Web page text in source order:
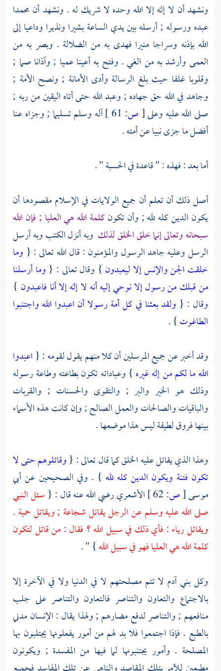
ونشهد أن لا إله إلا الله وحده لا شريك له . ونشهد أن محمدا
عبده ورسوله ; أرسله بين يدي الساعة بشيرا ونذيرا وداعيا إلى
الله بإذنه وسراجا منيرا فهدى به من الضلالة . وبصر به من
العمى وأرشد به من الغي . وفتح به أعينا عميا ; وآذانا صما ;
وقلوبا غلفا حيث بلغ الرسالة وأدى الأمانة ; ونصح الأمة ;
وجاهد في الله حق جهاده ; وعبد الله حتى أتاه اليقين من ربه ;
صلى الله عليه وعلى[ص:
آله وسلم تسليما ; وجزاه عنا
أفضل ما جزى نبيا عن أمته .
أما بعد : فهذه : " قاعدة في الحسبة " .
أصل ذلك أن تعلم أن جميع الولايات في الإسلام مقصودها أن
يكون الدين كله لله ; وأن تكونكلمة الله هي العليا ; فإن الله
سبحانه وتعالى إنما خلق الخلق لذلك وبه أنزل الكتب وبه أرسل
الرسل وعليه جاهد الرسول والمؤمنون : قال الله تعالى : { وما
خلقت الجن والإنس إلا ليعبدون } وقال تعالى : { وما أرسلنا
من قبلك من رسول إلا نوحي إليه أنه لا إله إلا أنا فاعبدون }
وقال : { ولقد بعثنا في كل أمة رسولا أن اعبدوا الله واجتنبوا
الطاغوت} .
وقد أخبر عن جميع المرسلين أن كلا منهم يقول لقومه : { اعبدوا
الله ما لكم من إله غيره } وعباداته تكون بطاعته وطاعة رسوله
وذلك هو الخير والبر ; والتقوى والحسنات ; والقربات
والباقيات والصالحات والعمل الصالح ; وإن كانت هذه الأسماء
بينها فروق لطيفة ليس هذا موضعها .
وهذا الذي يقاتل عليه الخلق كما قال تعالى : {وقاتلوهم حتى لا
تكون فتنة ويكون الدين كله لله } . وفي الصحيحين عنأبي
موسى[ص: الأشعريرضي الله عنه قال : { سئل النبي
صلى الله عليه وسلم عن الرجل يقاتل شجاعة ; ويقاتل حمية .
ويقاتل رياء : فأي ذلك في سبيل الله ؟ فقال : من قاتل لتكون
كلمة الله هي العليا فهو في سبيل الله} " .
وكل بنيآدم لا تتم مصلحتهم لا في الدنيا ولا في الآخرة إلا
بالاجتماع والتعاون والتناصر فالتعاون والتناصر على جلب
منافعهم ; والتناصر لدفع مضارهم ; ولهذا يقال : الإنسان مدني
بالطبع . فإذا اجتمعوا فلا بد لهم من أمور يفعلونها يجتلبون بها
المصلحة . وأمور يجتنبونها لما فيها من المفسدة ; ويكونون